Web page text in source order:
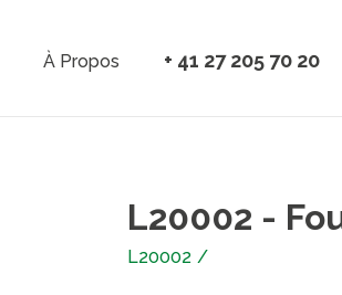
À Propos + 41 27 205 70 20
L20002 -
L20002 /